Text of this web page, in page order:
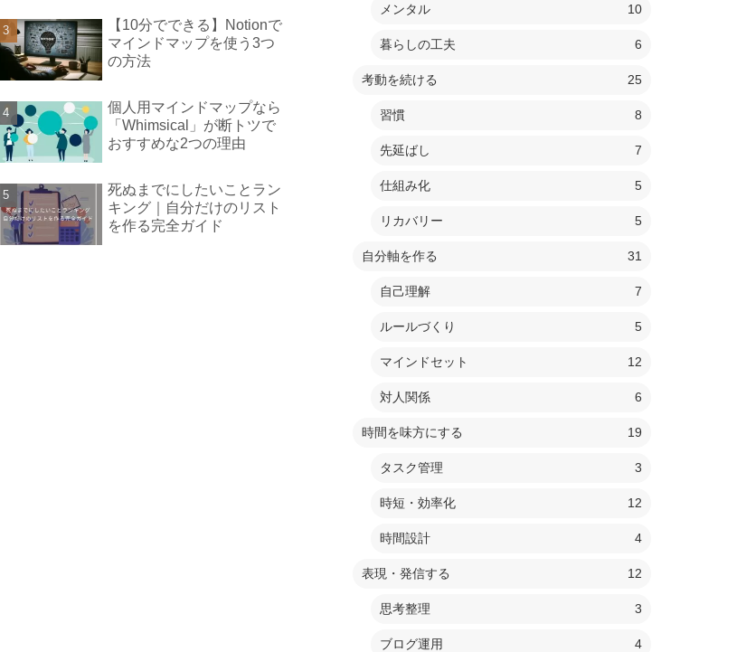
【10分でできる】Notionで
マインドマップを使う3つ
の方法
個人用マインドマップなら
「Whimsical」が断トツで
おすすめな2つの理由
死ぬまでにしたいことラン
キング｜自分だけのリスト
を作る完全ガイド
メンタル 10
暮らしの工夫 6
考動を続ける 25
習慣 8
先延ばし 7
仕組み化 5
リカバリー 5
自分軸を作る 31
自己理解 7
ルールづくり 5
マインドセット 12
対人関係 6
時間を味方にする 19
タスク管理 3
時短・効率化 12
時間設計 4
表現・発信する 12
思考整理 3
ブログ運用 4